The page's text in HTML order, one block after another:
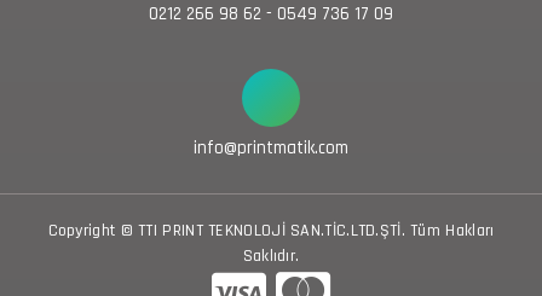
0212 266 98 62 - 0549 736 17 09
info@printmatik.com
Copyright © TTI PRINT TEKNOLOJİ SAN.TİC.LTD.ŞTİ. Tüm Hakları
Saklıdır.